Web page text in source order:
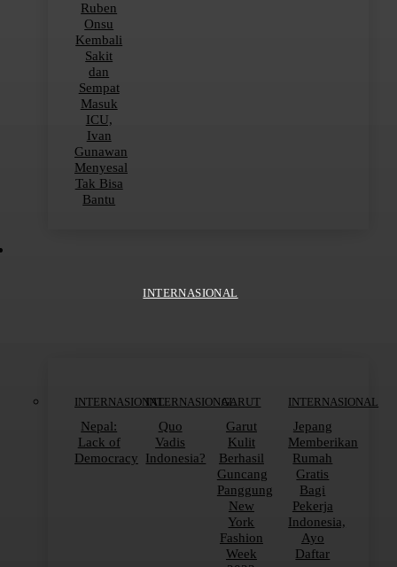
Ruben
Onsu
Kembali
Sakit
dan
Sempat
Masuk
ICU,
Ivan
Gunawan
Menyesal
Tak Bisa
Bantu
INTERNASIONAL
INTERNASIONAL
Nepal:
Lack of
Democracy
INTERNASIONAL
Quo
Vadis
Indonesia?
GARUT
Garut
Kulit
Berhasil
Guncang
Panggung
New
York
Fashion
Week
INTERNASIONAL
Jepang
Memberikan
Rumah
Gratis
Bagi
Pekerja
Indonesia,
Ayo
Daftar